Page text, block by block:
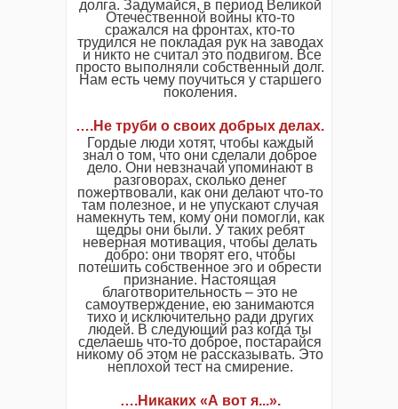
долга. Задумайся, в период Великой
Отечественной войны кто-то
сражался на фронтах, кто-то
трудился не покладая рук на заводах
и никто не считал это подвигом. Все
просто выполняли собственный долг.
Нам есть чему поучиться у старшего
поколения.
….Не труби о своих добрых делах.
Гордые люди хотят, чтобы каждый
знал о том, что они сделали доброе
дело. Они невзначай упоминают в
разговорах, сколько денег
пожертвовали, как они делают что-то
там полезное, и не упускают случая
намекнуть тем, кому они помогли, как
щедры они были. У таких ребят
неверная мотивация, чтобы делать
добро: они творят его, чтобы
потешить собственное эго и обрести
признание. Настоящая
благотворительность – это не
самоутверждение, ею занимаются
тихо и исключительно ради других
людей. В следующий раз когда ты
сделаешь что-то доброе, постарайся
никому об этом не рассказывать. Это
неплохой тест на смирение.
….Никаких «А вот я...».